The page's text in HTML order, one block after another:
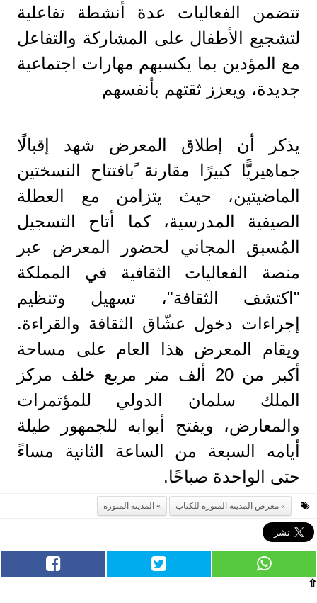
تتضمن الفعاليات عدة أنشطة تفاعلية
لتشجيع الأطفال على المشاركة والتفاعل
مع المؤدين بما يكسبهم مهارات اجتماعية
جديدة، ويعزز ثقتهم بأنفسهم
يذكر أن إطلاق المعرض شهد إقبالًا
جماهيريًّا كبيرًا مقارنة ًبافتتاح النسختين
الماضيتين، حيث يتزامن مع العطلة
الصيفية المدرسية، كما أتاح التسجيل
المُسبق المجاني لحضور المعرض عبر
منصة الفعاليات الثقافية في المملكة
"اكتشف الثقافة"، تسهيل وتنظيم
إجراءات دخول عشّاق الثقافة والقراءة.
ويقام المعرض هذا العام على مساحة
أكبر من 20 ألف متر مربع خلف مركز
الملك سلمان الدولي للمؤتمرات
والمعارض، ويفتح أبوابه للجمهور طيلة
أيامه السبعة من الساعة الثانية مساءً
حتى الواحدة صباحًا.
معرض المدينة المنورة للكتاب المدينة المنورة
⇧